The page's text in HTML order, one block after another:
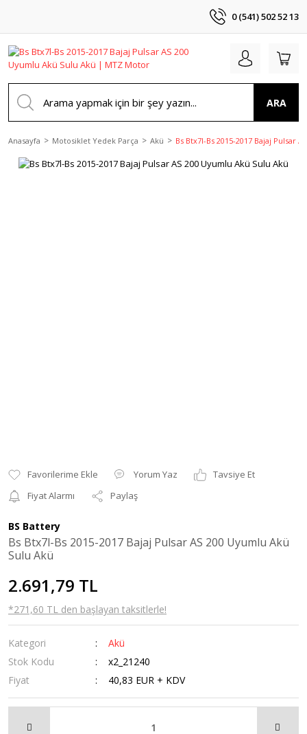
0 (541) 502 52 13
ARA
Anasayfa Motosiklet Yedek Parça Akü Bs Btx7l-Bs 2015-2017 Bajaj Pulsar
Yorum Yaz
Tavsiye Et
Fiyat Alarmı
Paylaş
BS Battery
Bs Btx7l-Bs 2015-2017 Bajaj Pulsar AS 200 Uyumlu Akü
Sulu Akü
2.691,79 TL
*271,60 TL den başlayan taksitlerle!
Kategori
Akü
Stok Kodu
x2_21240
Fiyat
40,83 EUR + KDV